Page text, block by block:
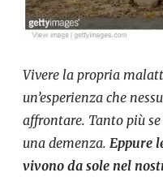
Vivere la propria
un’esperienza che
affrontare. Tanto più
una demenza. Eppure
vivono da sole nel